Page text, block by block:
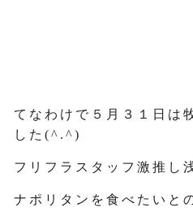
てなわけで５月３１日は
した(^.^)
フリフラスタッフ激推し
ナポリタンを食べたいと